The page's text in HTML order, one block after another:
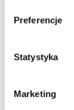
Preferencje
Statystyka
Marketing
Wynajem